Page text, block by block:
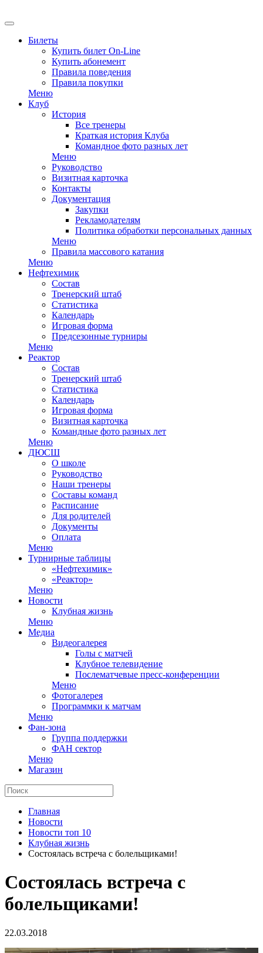
Билеты
Купить билет On-Line
Купить абонемент
Правила поведения
Правила покупки
Меню
Клуб
История
Все тренеры
Краткая история Клуба
Командное фото разных лет
Меню
Руководство
Визитная карточка
Контакты
Документация
Закупки
Рекламодателям
Политика обработки персональных данных
Меню
Правила массового катания
Меню
Нефтехимик
Состав
Тренерский штаб
Статистика
Календарь
Игровая форма
Предсезонные турниры
Меню
Реактор
Состав
Тренерский штаб
Статистика
Календарь
Игровая форма
Визитная карточка
Командные фото разных лет
Меню
ДЮСШ
О школе
Руководство
Наши тренеры
Составы команд
Расписание
Для родителей
Документы
Оплата
Меню
Турнирные таблицы
«Нефтехимик»
«Реактор»
Меню
Новости
Клубная жизнь
Меню
Медиа
Видеогалерея
Голы с матчей
Клубное телевидение
Послематчевые пресс-конференции
Меню
Фотогалерея
Программки к матчам
Меню
Фан-зона
Группа поддержки
ФАН сектор
Меню
Магазин
Главная
Новости
Новости топ 10
Клубная жизнь
Состоялась встреча с болельщиками!
Состоялась встреча с
болельщиками!
22.03.2018